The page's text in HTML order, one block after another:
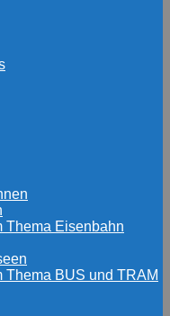
Thema Eisenbahn
Thema BUS und TRAM